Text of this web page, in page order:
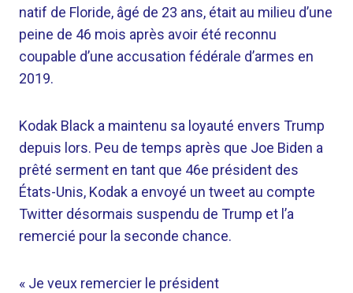
natif de Floride, âgé de 23 ans, était au milieu d’une
peine de 46 mois après avoir été reconnu
coupable d’une accusation fédérale d’armes en
2019.
Kodak Black a maintenu sa loyauté envers Trump
depuis lors. Peu de temps après que Joe Biden a
prêté serment en tant que 46e président des
États-Unis, Kodak a envoyé un tweet au compte
Twitter désormais suspendu de Trump et l’a
remercié pour la seconde chance.
« Je veux remercier le président